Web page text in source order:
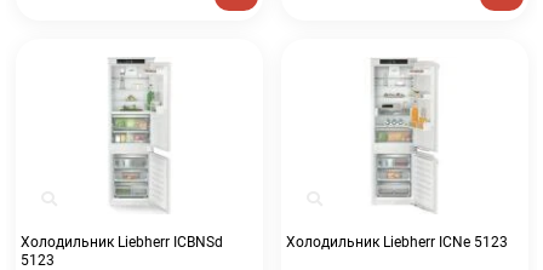
Холодильник Liebherr ICBNSd
5123
Холодильник Liebherr ICNe 5123